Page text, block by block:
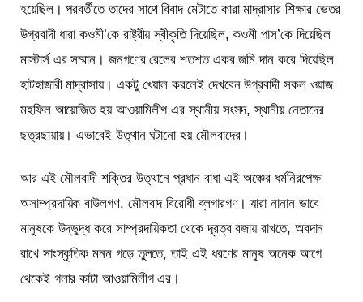
হয়েছিল। পরবর্তীতে তাদের সাথে বিবাদ মেটাতে কারা মাদ্রাসার শিক্ষার ভেতর
উগ্রবাদী ধারা কওমী’কে রাষ্ট্রীয় স্বীকৃতি দিয়েছিল, কওমী পাস’কে দিয়েছিল
মাস্টার্স এর সম্মান। জনগণের রেলের শতশত একর জমি দান করে দিয়েছিল
হাটহাজারী মাদ্রাসায়। একটু খেয়াল করলেই দেখবেন উগ্রবাদী সকল ওয়াজ
মহফিল আয়োজিত হয় আওয়ামিলীগ এর স্থানীয় সংসদ, স্থানীয় নেতাদের
ছত্রছায়ায়। এভাবেই উত্থান ঘটানো হয় মৌলবাদের।
আর এই মৌলবাদী শক্তির উত্থানে প্রধান বাধা এই অঞ্চের ধর্মনিরপেক্ষ
অসাম্প্রদায়িক বাউলগণ, মৌলবাদ বিরোধী ব্লগারগণ। যারা নানান ভাবে
মানুষকে উদ্ভুদ্ধ করে সাম্প্রদায়িকতা থেকে দূরত্ব বজায় রাখতে, অবদান
রাখে সাংস্কৃতিক মনন গড়ে তুলতে, তাই এই ধরণের মানুষ অনেক আগে
থেকেই গলার কাটা আওয়ামিলীগ এর।